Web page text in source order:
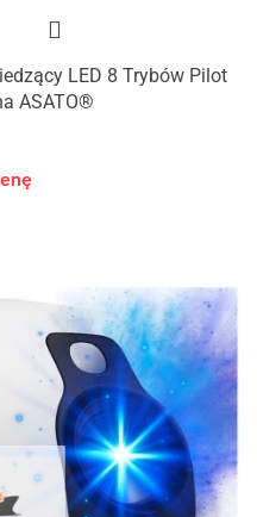
LED 8 Trybów Pilot
ASATO®